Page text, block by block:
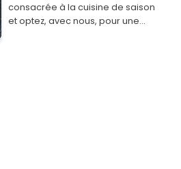
consacrée à la cuisine de saison
et optez, avec nous, pour une